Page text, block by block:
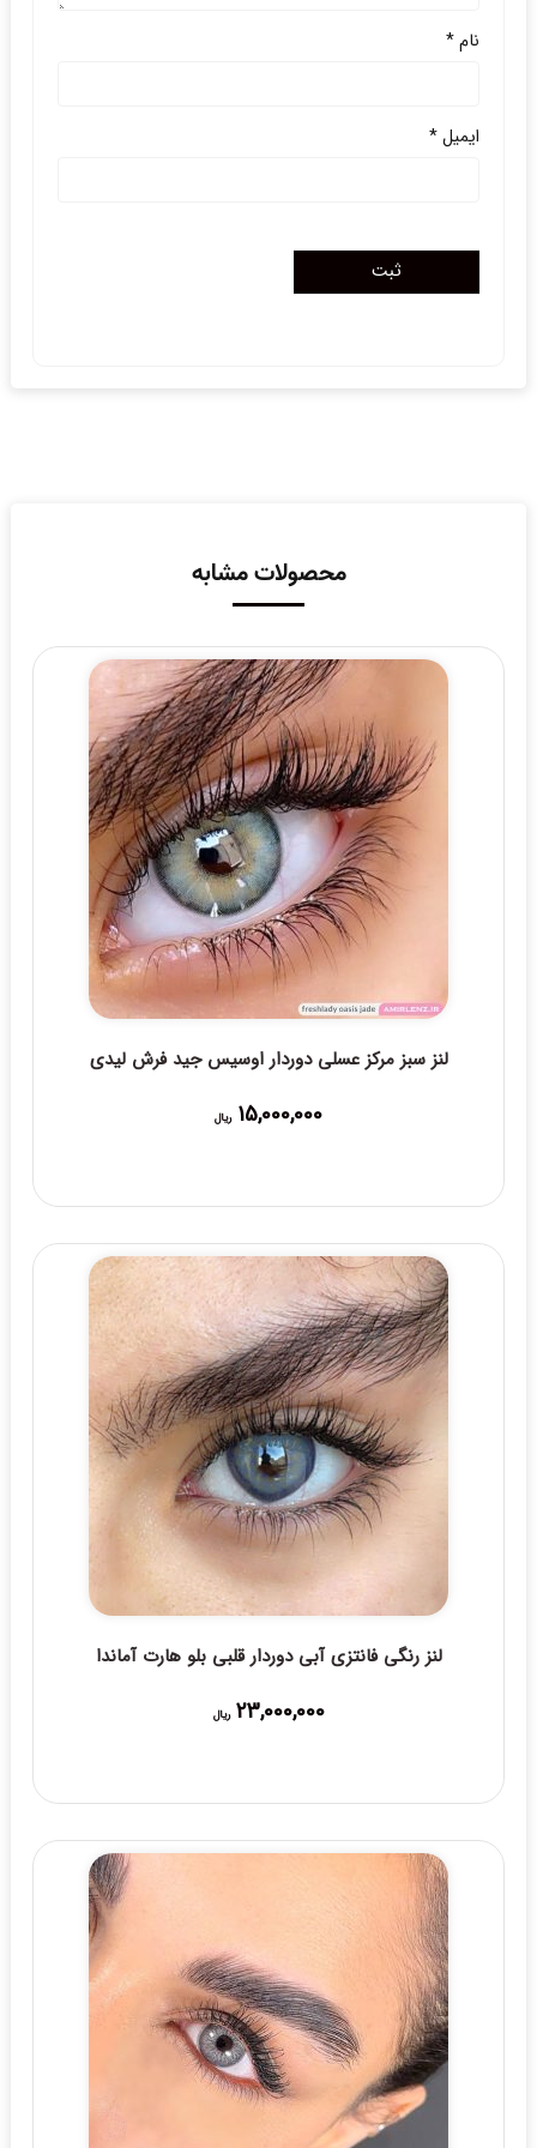
نام*
ایمیل*
محصولات مشابه
لنز سبز مرکز عسلی دوردار اوسیس جید فرش لیدی
15,000,000 ریال
لنز رنگی فانتزی آبی دوردار قلبی بلو هارت آماندا
23,000,000 ریال